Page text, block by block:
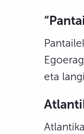
eta